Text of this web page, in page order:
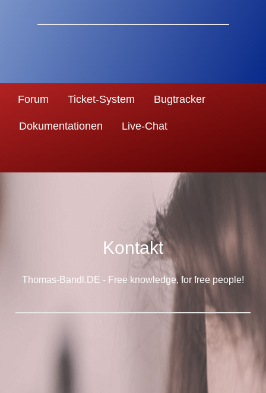
Forum Ticket-System Bugtracker
Dokumentationen Live-Chat
Kontakt
Thomas-Bandl.DE - Free knowledge, for free people!